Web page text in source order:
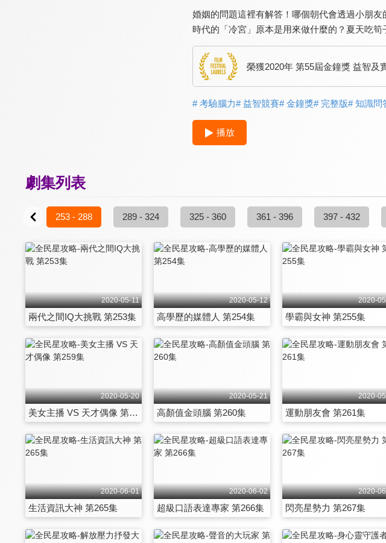
婚姻的問題這裡有解答！哪個朝代會透過小朋
時代的「冷宮」原本是用來做什麼的？夏天吃
榮獲2020年 第55屆金鐘獎 益智及
# 考驗腦力# 益智競賽# 金鐘獎# 完整版# 知識問
播放
劇集列表
253 - 288 289 - 324 325 - 360 361 - 396 397 - 432
2020-05-11
兩代之間IQ大挑戰 第253集
2020-05-12
高學歷的媒體人 第254集
2020-
學霸與女神 第255集
2020-05-20
美女主播 VS 天才偶像 第259集
2020-05-21
高顏值金頭腦 第260集
2020-
運動朋友會 第261集
2020-06-01
生活資訊大神 第265集
2020-06-02
超級口語表達專家 第266集
2020-
閃亮星勢力 第267集